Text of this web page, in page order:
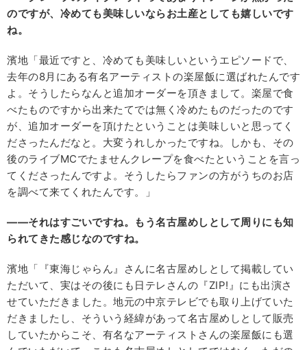
のですが、冷めても美味しいならお土産としても嬉しいです
ね。
濱地「最近ですと、冷めても美味しいというエピソードで、
去年の8月にある有名アーティストの楽屋飯に選ばれたんです
よ。そうしたらなんと追加オーダーを頂きまして。楽屋で食
べたものですから出来たてでは無く冷めたものだったのです
が、追加オーダーを頂けたということは美味しいと思ってく
ださったんだなと。大変うれしかったですね。しかも、その
後のライブMCでたませんクレープを食べたということを言っ
てくださったんですよ。そうしたらファンの方がうちのお店
を調べて来てくれたんです。」
――それはすごいですね。もう名古屋めしとして周りにも知
られてきた感じなのですね。
濱地「『東海じゃらん』さんに名古屋めしとして掲載してい
ただいて、実はその後にも日テレさんの『ZIP!』にも出演さ
せていただきました。地元の中京テレビでも取り上げていた
だきましたし、そういう経緯があって名古屋めしとして販売
していたからこそ、有名なアーティストさんの楽屋飯にも選